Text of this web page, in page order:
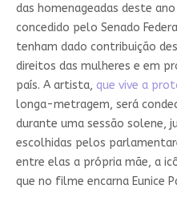
das homenageadas deste
concedido pelo Senado
tenham dado contribuição
direitos das mulheres e em
país. A artista, que vive a
longa-metragem, será
durante uma sessão solene,
escolhidas pelos
entre elas a própria mãe, a
que no filme encarna Eunice